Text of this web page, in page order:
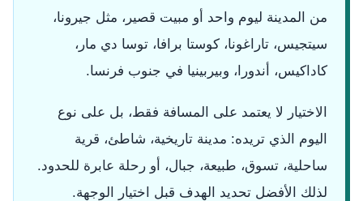
من المدينة ليوم واحد أو مبيت قصير، مثل جيرونا،
سيتجيس، تاراغونا، كوستا برافا، توسا دي مار،
كاداكيس، أندورا، وبيربينيا في جنوب فرنسا.
الاختيار لا يعتمد على المسافة فقط، بل على نوع
اليوم الذي تريده: مدينة تاريخية، شاطئ، قرية
ساحلية، تسوق، طبيعة، جبال، أو رحلة عابرة للحدود.
لذلك الأفضل تحديد الهدف قبل اختيار الوجهة.